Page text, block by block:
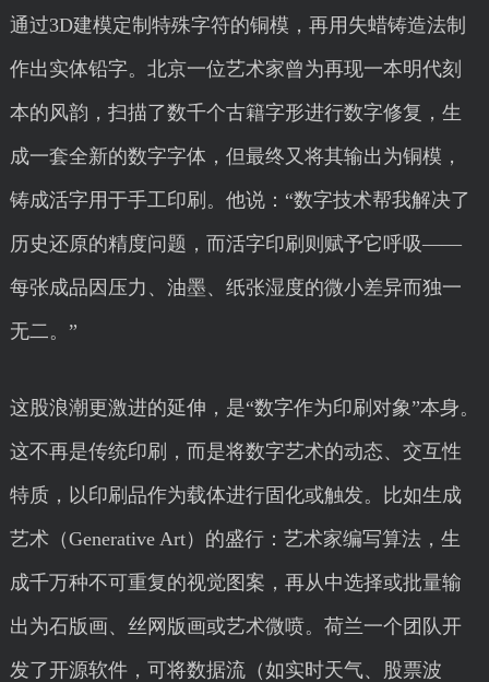
通过3D建模定制特殊字符的铜模，再用失蜡铸造法制
作出实体铅字。北京一位艺术家曾为再现一本明代刻
本的风韵，扫描了数千个古籍字形进行数字修复，生
成一套全新的数字字体，但最终又将其输出为铜模，
铸成活字用于手工印刷。他说：“数字技术帮我解决了
历史还原的精度问题，而活字印刷则赋予它呼吸——
每张成品因压力、油墨、纸张湿度的微小差异而独一
无二。”
这股浪潮更激进的延伸，是“数字作为印刷对象”本身。
这不再是传统印刷，而是将数字艺术的动态、交互性
特质，以印刷品作为载体进行固化或触发。比如生成
艺术（Generative Art）的盛行：艺术家编写算法，生
成千万种不可重复的视觉图案，再从中选择或批量输
出为石版画、丝网版画或艺术微喷。荷兰一个团队开
发了开源软件，可将数据流（如实时天气、股票波